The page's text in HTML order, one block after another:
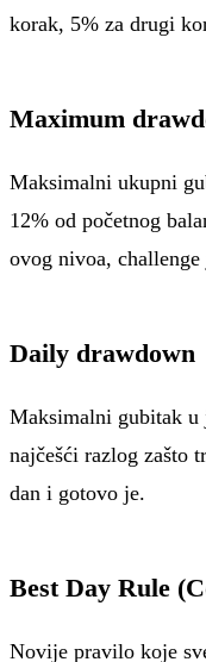
korak, 5% za drugi
Maximum
Maksimalni ukupni
12% od početnog
ovog nivoa, challenge
Daily drawdown
Maksimalni gubitak u
najčešći razlog zašto
dan i gotovo je.
Best Day Rule
Novije pravilo koje